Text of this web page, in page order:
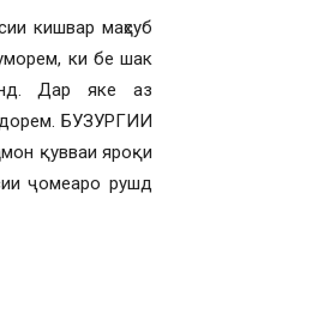
кишвар маҳсуб
ки бе шак
Дар яке аз
БУЗУРГИИ
қувваи яроқи
ҷомеаро рушд